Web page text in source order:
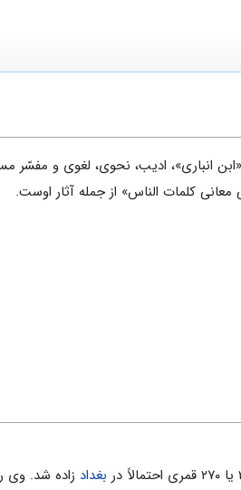
به «ابن انباری‌»، ادیب‌، نحوی‌، لغوی و
معانی کلمات الناس» از جمله آثار اوست.
بغداد زاده‌ شد. وی‌